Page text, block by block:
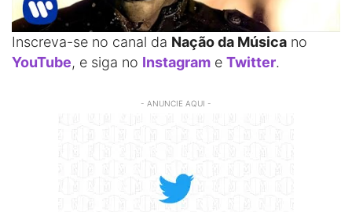
Inscreva-se no canal da Nação da Música no
YouTube, e siga no Instagram e Twitter.
- ANUNCIE AQUI -